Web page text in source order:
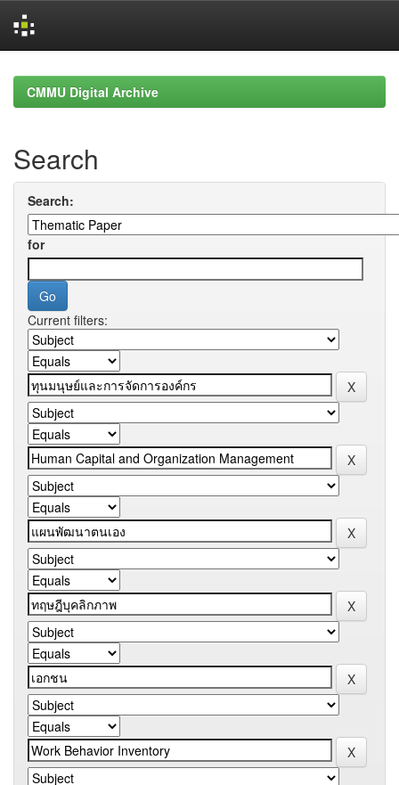
navigationCMMU Digital Archive
Search
Search:
for
Current filters: